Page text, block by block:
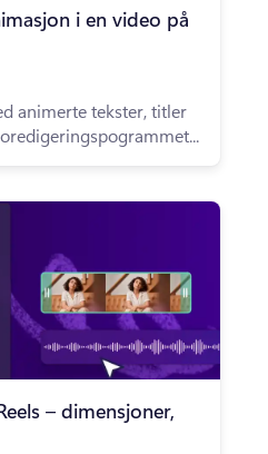
i en video på
animerte tekster, titler
– dimensjoner,